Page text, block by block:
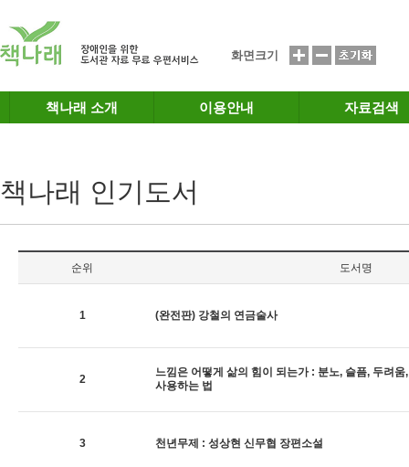
화면크기
책나래 소개 이용안내 자료검색
책나래 인기도서
순위 도서명
1 (완전판) 강철의 연금술사
2
느낌은 어떻게 삶의 힘이 되는가 : 분노, 슬픔, 두려
사용하는 법
3 천년무제 : 성상현 신무협 장편소설